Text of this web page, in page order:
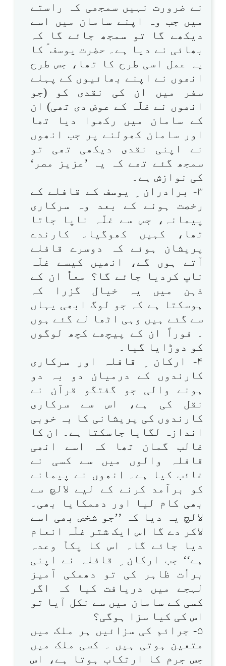
نے ضرورت نہیں سمجھی کہ راستے
میں جب وہ اپنے سامان میں اسے
دیکھے گا تو سمجھ جائے گا کہ
بھائی نے دیا ہے۔ حضرت یوسف ؑ کا
یہ عمل اسی طرح کا تھا، جس طرح
انھوں نے اپنے بھائیوں کے پہلے
سفر میں ان کی نقدی کو (جو
انھوں نے غلّہ کے عوض دی تھی) ان
کے سامان میں رکھوا دیا تھا
اور سامان کھولنے پر جب انھوں
نے اپنی نقدی دیکھی تھی تو
سمجھ گئے تھے کہ یہ ’عزیز مصر‘
کی نوازش ہے۔
۳- برادران ِ یوسف کے قافلے کے
رخصت ہونے کے بعد وہ سرکاری
پیمانہ، جس سے غلّہ ناپا جاتا
تھا، کہیں کھوگیا۔ کارندے
پریشان ہوئے کہ دوسرے قافلے
آتے ہوں گے، انھیں کیسے غلّہ
ناپ کردیا جائے گا؟ معاً ان کے
ذہن میں یہ خیال گزرا کہ
ہوسکتا ہے کہ جو لوگ ابھی یہاں
سے گئے ہیں وہی اٹھا لے گئے ہوں
۔ فوراً ان کے پیچھے کچھ لوگوں
کو دوڑایا گیا۔
۴- ارکان ِ قافلہ اور سرکاری
کارندوں کے درمیان دو بہ دو
ہونے والی جو گفتگو قرآن نے
نقل کی ہے، اس سے سرکاری
کارندوں کی پریشانی کا بہ خوبی
اندازہ لگایا جاسکتا ہے۔ ان کا
غالب گمان تھا کہ اسے انھی
قافلہ والوں میں سے کسی نے
غائب کیا ہے۔ انھوں نے پیمانے
کو برآمد کرنے کے لیے لالچ سے
بھی کام لیا اور دھمکایا بھی۔
لالچ یہ دیا کہ ’’جو شخص بھی اسے
لاکر دے گا اس ایک شتر غلّہ انعام
دیا جائے گا۔ اس کا پکاّ وعدہ
ہے‘‘ جب ارکان ِ قافلہ نے اپنی
برأت ظاہر کی تو دھمکی آمیز
لہجے میں دریافت کیا کہ اگر
کسی کے سامان میں سے نکل آیا تو
اس کی کیا سزا ہوگی؟
۵- جرائم کی سزائیں ہر ملک میں
متعین ہوتی ہیں ۔ کسی ملک میں
جس جرم کا ارتکاب ہوتا ہے، اس